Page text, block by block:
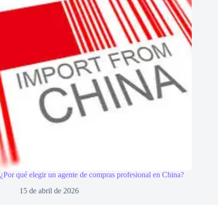
¿Por qué elegir un agente de compras profesional en China?
15 de abril de 2026